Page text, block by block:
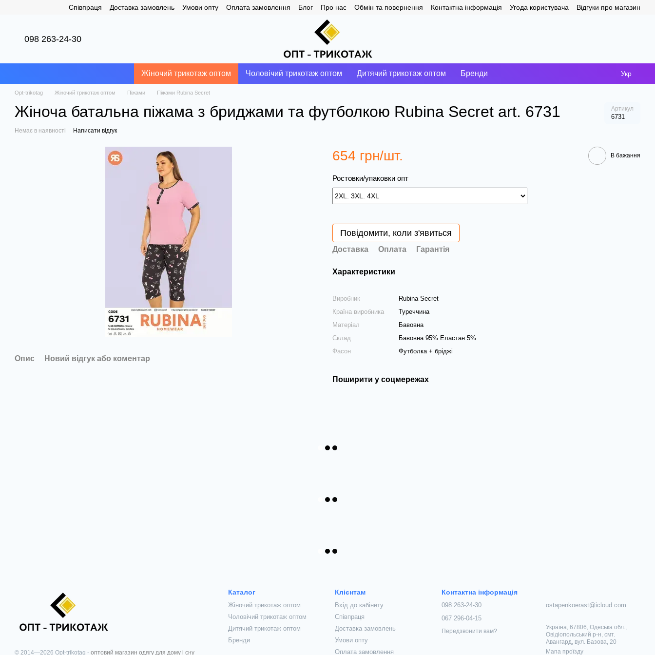
Перейти до основного контенту
Співпраця Доставка замовлень Умови опту Оплата замовлення Блог Про нас Обмін та повернення Контактна інформація Угода користувача Відгуки про магазин
098 263-24-30
Жіночий трикотаж оптом Чоловічий трикотаж оптом Дитячий трикотаж оптом Бренди Укр
Opt-trikotag Жіночий трикотаж оптом Піжами Піжами Rubina Secret
Жіноча батальна піжама з бриджами та футболкою Rubina Secret art. 6731 Артикул
6731
Немає в наявності Написати відгук
Опис Новий відгук або коментар
654 грн/шт. В бажання
Ростовки/упаковки опт
Повідомити, коли з'явиться
Доставка Оплата Гарантія
Характеристики
Виробник
Rubina Secret
Країна виробника
Туреччина
Матеріал
Бавовна
Склад
Бавовна 95% Еластан 5%
Фасон
Футболка + бріджі
Поширити у соцмережах
© 2014—2026 Opt-trikotag - оптовий магазин одягу для дому і сну
Каталог
Жіночий трикотаж оптом
Чоловічий трикотаж оптом
Дитячий трикотаж оптом
Бренди
Клієнтам
Вхід до кабінету
Співпраця
Доставка замовлень
Умови опту
Оплата замовлення
Контактна інформація
098 263-24-30
067 296-04-15
Передзвонити вам?
ostapenkoerast@icloud.com
Україна, 67806, Одеська обл.,
Овідіопольський р-н, смт.
Авангард, вул. Базова, 20
Мапа проїзду